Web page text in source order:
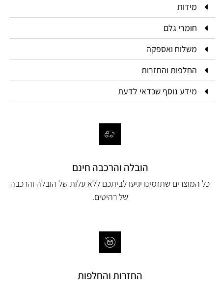
מידות
חומרי גלם
משלוח ואספקה
החלפות והחזרות
מידע נוסף שכדאי לדעת
הובלה והרכבה חינם
כל המוצרים שתזמינו יגיעו לביתכם ללא עלות של הובלה והרכבה
של רהיטים.
החזרות והחלפות